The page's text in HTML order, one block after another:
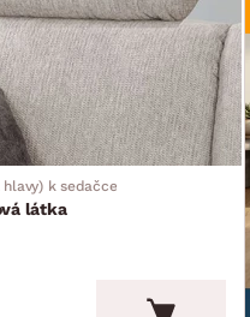
k sedačce
látka